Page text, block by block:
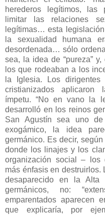
herederos legítimos, las
limitar las relaciones
legítimas… esta
la sexualidad humana
desordenada… sólo
sea, la idea de “pureza”
los que rodeaban a los
la Iglesia. Los
cristianizados aplicaron
ímpetu. “No en vano la
desarrolló en los reinos
San Agustín sea uno
exogámico, la idea
germánico. Es decir,
donde los linajes y los
organización social – los
más énfasis en destruirlos.
desaparecido en la Alta
germánicos, no:
emparentados aparecen
que explicaría, por